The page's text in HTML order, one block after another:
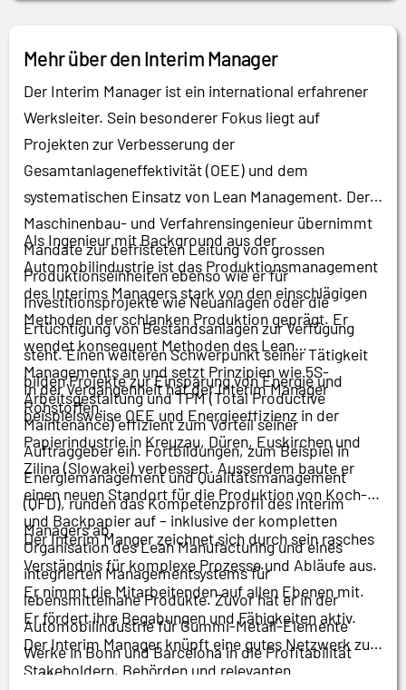
Mehr über den Interim Manager
Der Interim Manager ist ein international erfahrener
Werksleiter. Sein besonderer Fokus liegt auf
Projekten zur Verbesserung der
Gesamtanlageneffektivität (OEE) und dem
systematischen Einsatz von Lean Management. Der
Maschinenbau- und Verfahrensingenieur übernimmt
Mandate zur befristeten Leitung von grossen
Produktionseinheiten ebenso wie er für
Investitionsprojekte wie Neuanlagen oder die
Ertüchtigung von Bestandsanlagen zur Verfügung
steht. Einen weiteren Schwerpunkt seiner Tätigkeit
bilden Projekte zur Einsparung von Energie und
Rohstoffen.
Als Ingenieur mit Background aus der
Automobilindustrie ist das Produktionsmanagement
des Interims Managers stark von den einschlägigen
Methoden der schlanken Produktion geprägt. Er
wendet konsequent Methoden des Lean
Managements an und setzt Prinzipien wie 5S-
Arbeitsgestaltung und TPM (Total Productive
Maintenance) effizient zum Vorteil seiner
Auftraggeber ein. Fortbildungen, zum Beispiel in
Energiemanagement und Qualitätsmanagement
(QFD), runden das Kompetenzprofil des Interim
Managers ab.
In der Vergangenheit hat der Interim Manager
beispielsweise OEE und Energieeffizienz in der
Papierindustrie in Kreuzau, Düren, Euskirchen und
Zilina (Slowakei) verbessert. Ausserdem baute er
einen neuen Standort für die Produktion von Koch-
und Backpapier auf – inklusive der kompletten
Organisation des Lean Manufacturing und eines
integrierten Managementsystems für
lebensmittelnahe Produkte. Zuvor hat er in der
Automobilindustrie für Gummi-Metall-Elemente
Werke in Bonn und Barcelona in die Profitabilität
geführt.
Der Interim Manger zeichnet sich durch sein rasches
Verständnis für komplexe Prozesse und Abläufe aus.
Er nimmt die Mitarbeitenden auf allen Ebenen mit.
Er fördert ihre Begabungen und Fähigkeiten aktiv.
Der Interim Manager knüpft eine gutes Netzwerk zu
Stakeholdern, Behörden und relevanten